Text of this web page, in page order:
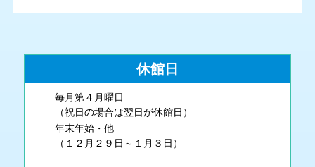
休館日
毎月第４月曜日
（祝日の場合は翌日が休館日）
年末年始・他
（１２月２９日～１月３日）